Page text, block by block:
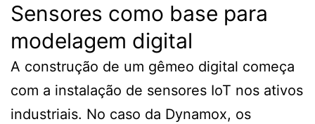
Sensores como base para
modelagem digital
A construção de um gêmeo digital começa
com a instalação de sensores IoT nos ativos
industriais. No caso da Dynamox, os